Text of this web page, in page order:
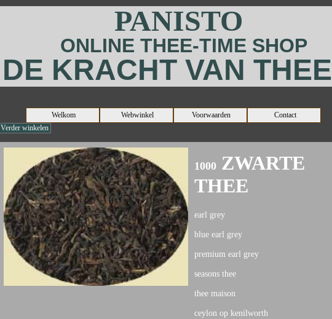
PANISTO
ONLINE THEE-TIME SHOP
DE KRACHT VAN THEE
Welkom Webwinkel Voorwaarden Contact
Verder winkelen
1000 ZWARTE
THEE
earl grey
blue earl grey
premium earl grey
seasons thee
thee maison
ceylon op kenilworth